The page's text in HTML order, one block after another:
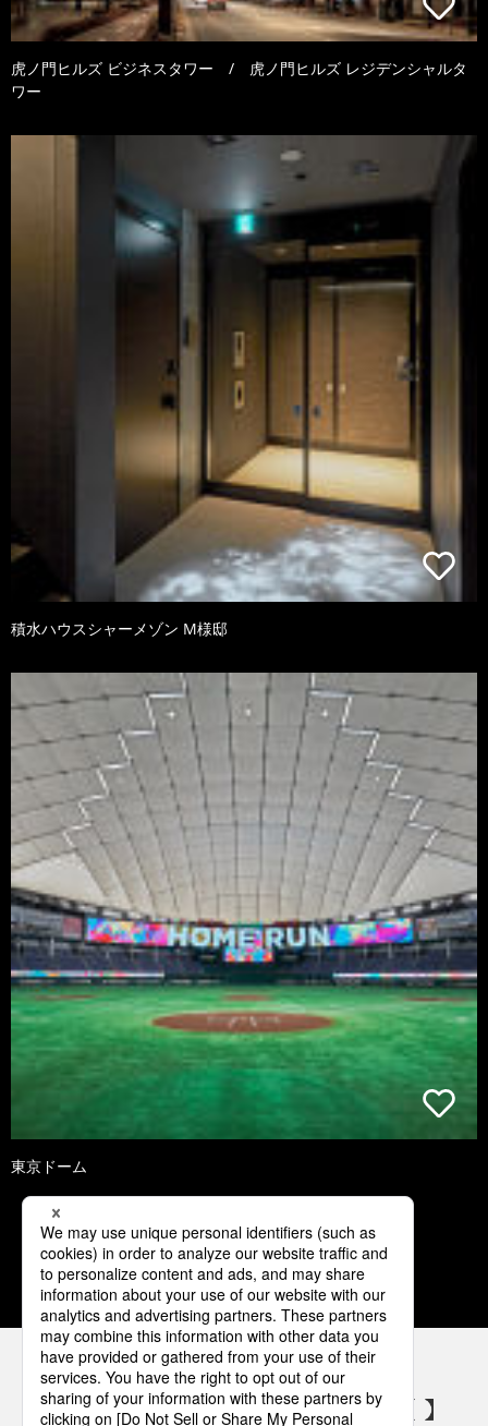
虎ノ門ヒルズ ビジネスタワー / 虎ノ門ヒルズ レジデンシャルタ
ワー
積水ハウスシャーメゾン M様邸
東京ドーム
3 4 5 6 7
パナソニックの電気設備 SNSアカウント